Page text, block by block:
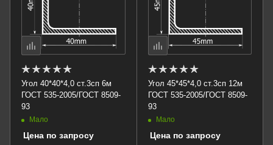
Угол 40*40*4,0 ст.3сп 6м
ГОСТ 535-2005/ГОСТ 8509-
93
Мало
Цена по запросу
Угол 45*45*4,0 ст.3сп 12м
ГОСТ 535-2005/ГОСТ 8509-
93
Мало
Цена по запросу